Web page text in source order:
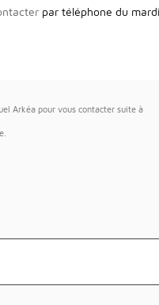
​par téléphone du mardi
Arkéa pour vous contacter suite à